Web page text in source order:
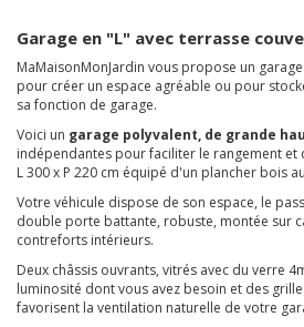
Garage en "L" avec terrasse
MaMaisonMonJardin vous propose un
pour créer un espace agréable ou pour
sa fonction de garage.
Voici un garage polyvalent, de grande
indépendantes pour faciliter le rangement et
L 300 x P 220 cm équipé d'un plancher bois
Votre véhicule dispose de son espace, le
double porte battante, robuste, montée sur
contreforts intérieurs.
Deux châssis ouvrants, vitrés avec du verre
luminosité dont vous avez besoin et des
favorisent la ventilation naturelle de votre